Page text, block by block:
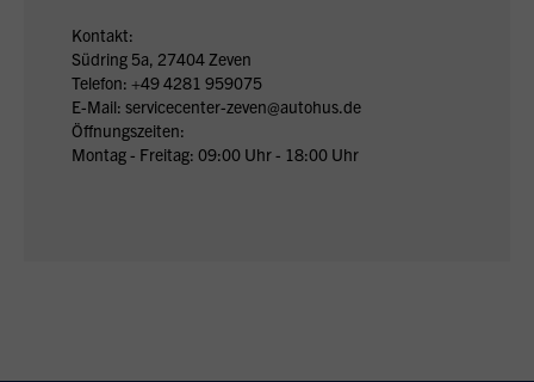
Kontakt:
Südring 5a, 27404 Zeven
Telefon: +49 4281 959075
E-Mail: servicecenter-zeven@autohus.de
Öffnungszeiten:
Montag - Freitag: 09:00 Uhr - 18:00 Uhr